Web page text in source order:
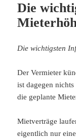
Die
Die wichtigsten
Der Vermieter
ist dagegen
die geplante
Mietverträge
eigentlich nur